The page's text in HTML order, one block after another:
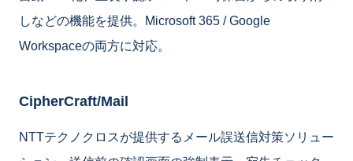
しなどの機能を提供。Microsoft 365 / Google
Workspaceの両方に対応。
CipherCraft/Mail
NTTテクノクロスが提供するメール誤送信対策ソリュー